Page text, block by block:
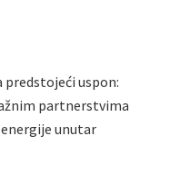
uspon:
partnerstvima
unutar